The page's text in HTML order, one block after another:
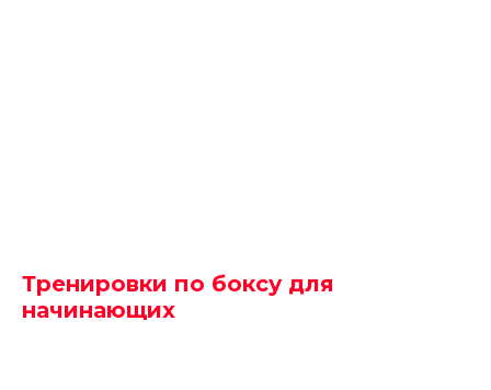
Тренировки по боксу для
начинающих